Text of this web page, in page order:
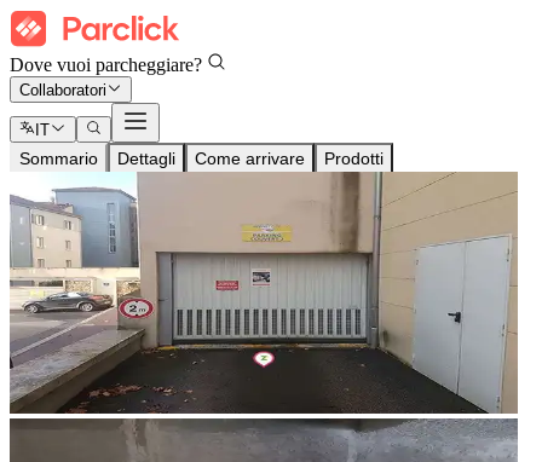
Dove vuoi parcheggiare?
Collaboratori
IT
Sommario Dettagli Come arrivare Prodotti